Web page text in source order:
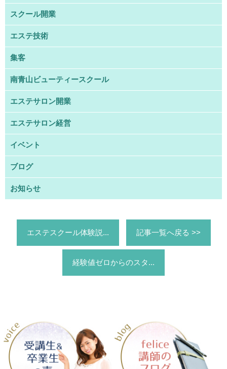
スクール開業
エステ技術
集客
南青山ビューティースクール
エステサロン開業
エステサロン経営
イベント
ブログ
お知らせ
エステスクール体験説... 記事一覧へ戻る >>
経験値ゼロからのスタ...